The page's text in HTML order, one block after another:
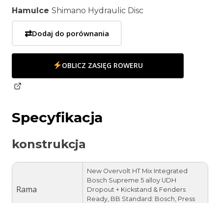
Hamulce Shimano Hydraulic Disc
⇄Dodaj do porównania
OBLICZ ZASIĘG ROWERU
Specyfikacja
konstrukcja
Rama
New Overvolt HT Mix Integrated
Bosch Supreme 5 alloy UDH
Dropout + Kickstand & Fenders
Ready, BB Standard: Bosch, Press